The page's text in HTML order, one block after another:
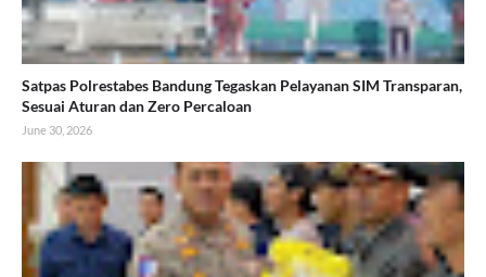
Satpas Polrestabes Bandung Tegaskan Pelayanan SIM Transparan,
Sesuai Aturan dan Zero Percaloan
June 30, 2026